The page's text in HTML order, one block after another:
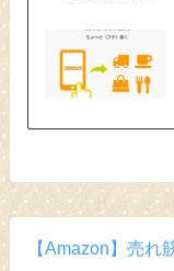
【Amazon】売れ